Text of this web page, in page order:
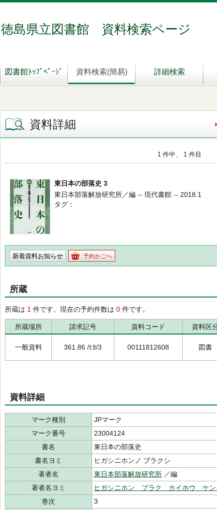
徳島県立図書館 資料検索ページ
図書館ﾄｯﾌﾟﾍﾟｰｼﾞ 資料検索(簡易) 詳細検索
資料詳細
1 件中、 1 件目
東日本の部落史 3
東日本部落解放研究所／編 -- 現代書館 -- 2018.1
タグ
新着資料お知らせ 予約かごへ
所蔵
所蔵は 1 件です。現在の予約件数は 0 件です。
所蔵場所 請求記号 資料コード 資料区
一般資料 361.86 /ﾋｶ/3 00111812608 図書
資料詳細
マーク種別
JPマーク
マーク番号
23004124
書名
東日本の部落史
書名ヨミ
ヒガシニホンノ ブラクシ
著者名
東日本部落解放研究所 ／編
著者名ヨミ
ヒガシニホン ブラク カイホウ ケン
巻次
3